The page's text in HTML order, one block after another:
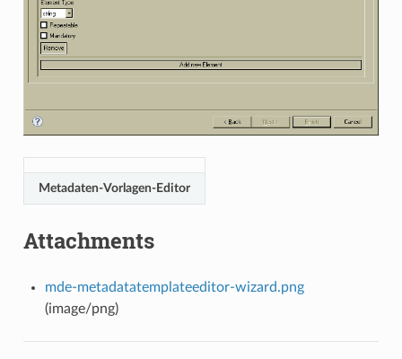
Metadaten-Vorlagen-Editor
Attachments
mde-metadatatemplateeditor-wizard.png
(image/png)